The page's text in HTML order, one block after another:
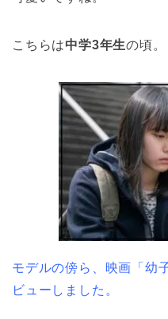
こちらは中学3年生の頃。
モデルの傍ら、映画「幼
ビューしました。